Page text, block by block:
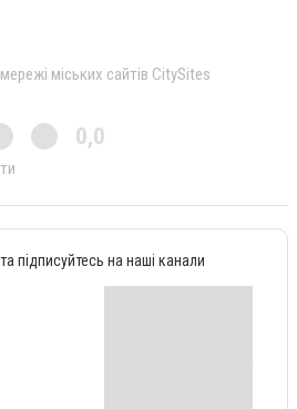
міських сайтів CitySites
0,0
підписуйтесь на наші канали